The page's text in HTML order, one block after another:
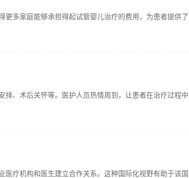
多家庭能够承担得起试管婴儿治疗的费用，为患者提供了
、术后关怀等。医护人员热情周到，让患者在治疗过程中
疗机构和医生建立合作关系。这种国际化视野有助于该国